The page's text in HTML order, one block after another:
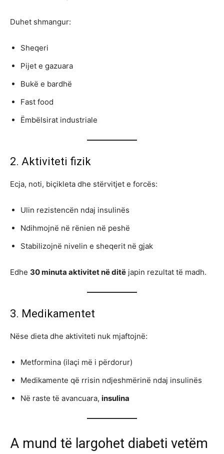
Duhet shmangur:
Sheqeri
Pijet e gazuara
Bukë e bardhë
Fast food
Ëmbëlsirat industriale
2. Aktiviteti fizik
Ecja, noti, biçikleta dhe stërvitjet e forcës:
Ulin rezistencën ndaj insulinës
Ndihmojnë në rënien në peshë
Stabilizojnë nivelin e sheqerit në gjak
Edhe 30 minuta aktivitet në ditë japin rezultat të madh.
3. Medikamentet
Nëse dieta dhe aktiviteti nuk mjaftojnë:
Metformina (ilaçi më i përdorur)
Medikamente që rrisin ndjeshmërinë ndaj insulinës
Në raste të avancuara, insulina
A mund të largohet diabeti vetëm